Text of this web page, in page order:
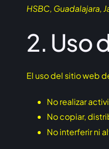
HSBC, Guadalajara,
2. Uso
El uso del sitio web
No realizar
No copiar,
No interferir ni